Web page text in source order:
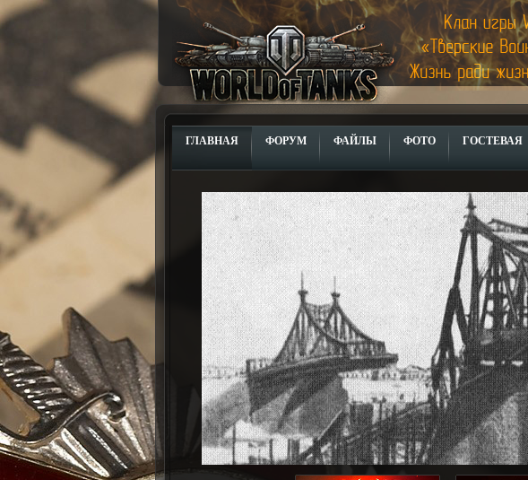
ГЛАВНАЯ ФОРУМ ФАЙЛЫ ФОТО ГОСТЕВАЯ
Разминирование окраин города Твери. Малые Перемерки. Декабрь